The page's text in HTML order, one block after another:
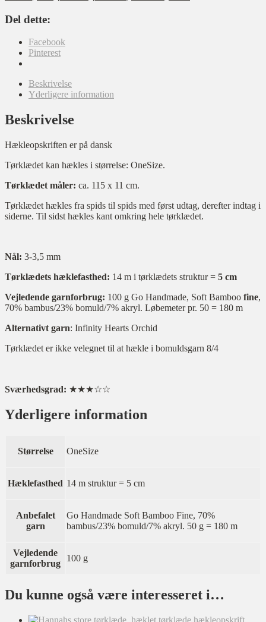
Del dette:
Facebook
Pinterest
Beskrivelse
Yderligere information
Beskrivelse
Hækleopskriften er på dansk
Tørklædet kan hækles i størrelse: OneSize.
Tørklædet måler: ca. 115 x 11 cm.
Tørklædet hækles fra spids til spids med først udtag, derefter indtag i
siderne. Til sidst hækles kant omkring hele tørklædet.
Nål: 3-3,5 mm
Tørklædets hæklefasthed: 14 m i tørklædets struktur = 5 cm
Vejledende garnforbrug: 100 g Go Handmade, Soft Bamboo fine,
70% bambus/23% bomuld/7% akryl. Løbemeter pr. 50 = 180 m
Alternativt garn: Infinity Hearts Orchid
Tørklædet er ikke velegnet til at hækle i bomuldsgarn 8/4
Sværhedsgrad: ★★★☆☆
Yderligere information
Størrelse OneSize
Hæklefasthed 14 m struktur = 5 cm
Anbefalet
garn
Go Handmade Soft Bamboo Fine, 70%
bambus/23% bomuld/7% akryl. 50 g = 180 m
Vejledende
garnforbrug
100 g
Du kunne også være interesseret i…